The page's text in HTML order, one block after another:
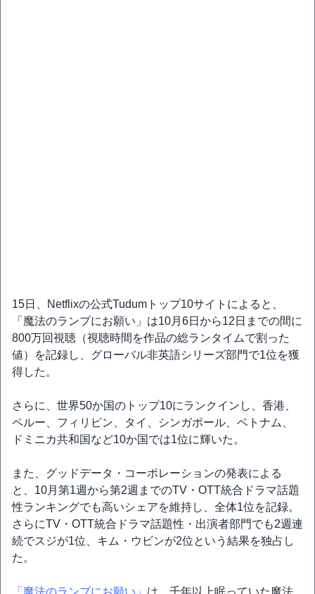
15日、Netflixの公式Tudumトップ10サイトによると、
「魔法のランプにお願い」は10月6日から12日までの間に
800万回視聴（視聴時間を作品の総ランタイムで割った
値）を記録し、グローバル非英語シリーズ部門で1位を獲
得した。
さらに、世界50か国のトップ10にランクインし、香港、
ペルー、フィリピン、タイ、シンガポール、ベトナム、
ドミニカ共和国など10か国では1位に輝いた。
また、グッドデータ・コーポレーションの発表による
と、10月第1週から第2週までのTV・OTT統合ドラマ話題
性ランキングでも高いシェアを維持し、全体1位を記録。
さらにTV・OTT統合ドラマ話題性・出演者部門でも2週連
続でスジが1位、キム・ウビンが2位という結果を独占し
た。
「魔法のランプにお願い」 は、千年以上眠っていた魔法